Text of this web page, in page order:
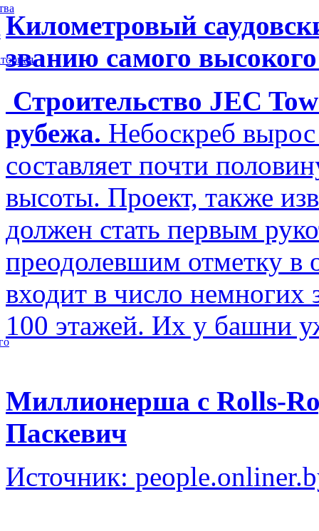
Километровый
званию самого
Строительство JEC
рубежа. Небоскреб
составляет почти
высоты. Проект, также
должен стать первым
преодолевшим отметку в
входит в число
100 этажей. Их у башни
Миллионерша с Rolls-
Паскевич
Источник: